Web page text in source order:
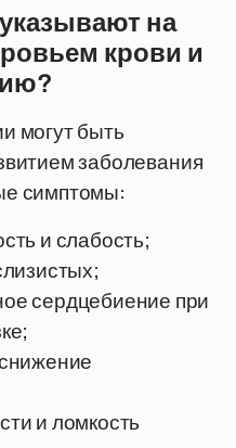
на
крови и
могут быть
заболевания
симптомы:
и слабость;
сердцебиение при
и ломкость